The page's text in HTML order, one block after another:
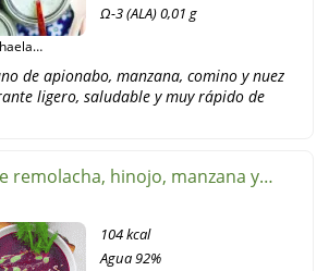
Ω-3 (ALA) 0,01 g
de apionabo, manzana, comino y nuez
ligero, saludable y muy rápido de
remolacha, hinojo, manzana y
104 kcal
Agua92%